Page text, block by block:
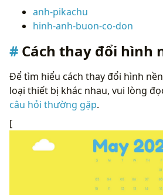
anh-pikachu
hinh-anh-buon-co-don
Cách thay đổi hình
Để tìm hiểu cách thay đổi hình
loại thiết bị khác nhau, vui lòng
câu hỏi thường gặp.
[